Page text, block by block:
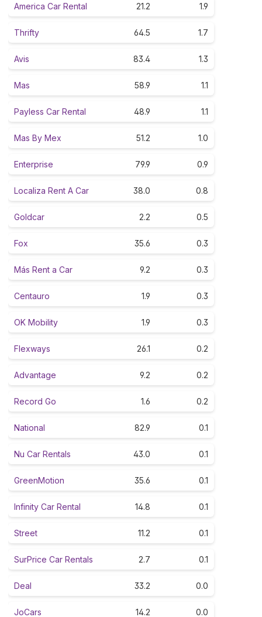
America Car Rental 21.2 1.9
Thrifty 64.5 1.7
Avis 83.4 1.3
Mas 58.9 1.1
Payless Car Rental 48.9 1.1
Mas By Mex 51.2 1.0
Enterprise 79.9 0.9
Localiza Rent A Car 38.0 0.8
Goldcar 2.2 0.5
Fox 35.6 0.3
Más Rent a Car 9.2 0.3
Centauro 1.9 0.3
OK Mobility 1.9 0.3
Flexways 26.1 0.2
Advantage 9.2 0.2
Record Go 1.6 0.2
National 82.9 0.1
Nu Car Rentals 43.0 0.1
GreenMotion 35.6 0.1
Infinity Car Rental 14.8 0.1
Street 11.2 0.1
SurPrice Car Rentals 2.7 0.1
Deal 33.2 0.0
JoCars 14.2 0.0